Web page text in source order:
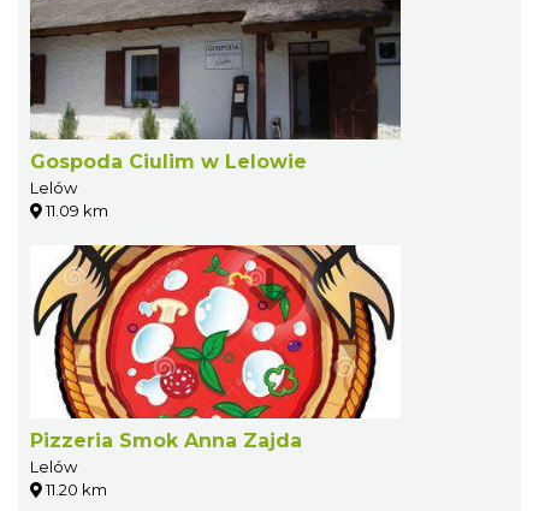
Gospoda Ciulim w Lelowie
Lelów
11.09 km
Pizzeria Smok Anna Zajda
Lelów
11.20 km